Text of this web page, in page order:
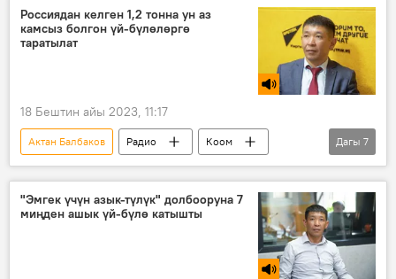
Россиядан келген 1,2 тонна ун аз
камсыз болгон үй-бүлөлөргө
таратылат
18 Бештин айы 2023, 11:17
Актан Балбаков Радио
Коом
жардам
долбоор
эл
айыл өкмөтү
ун
Өсүмдүк майы
Россия
Дагы 7
"Эмгек үчүн азык-түлүк" долбооруна 7
миңден ашык үй-бүлө катышты